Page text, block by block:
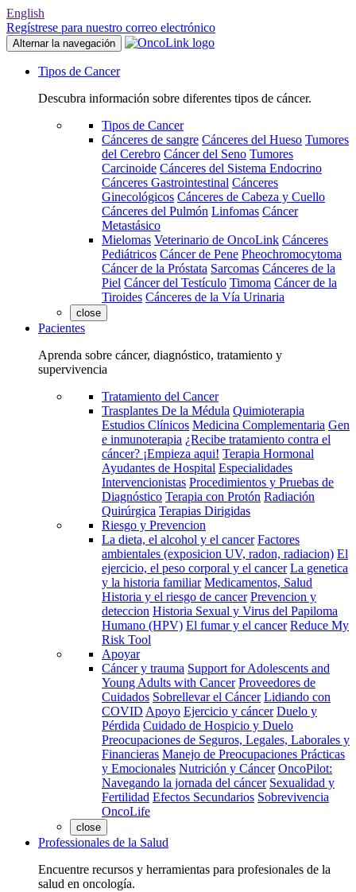
English
Regístrese para nuestro correo electrónico
Alternar la navegación
Tipos de Cancer
Descubra información sobre diferentes tipos de cáncer.
Tipos de Cancer
Cánceres de sangre Cánceres del Hueso Tumores
del Cerebro Cáncer del Seno Tumores
Carcinoide Cánceres del Sistema Endocrino
Cánceres Gastrointestinal Cánceres
Ginecológicos Cánceres de Cabeza y Cuello
Cánceres del Pulmón Linfomas Cáncer
Metastásico
Mielomas Veterinario de OncoLink Cánceres
Pediátricos Cáncer de Pene Pheochromocytoma
Cáncer de la Próstata Sarcomas Cánceres de la
Piel Cáncer del Testículo Timoma Cáncer de la
Tiroides Cánceres de la Vía Urinaria
close
Pacientes
Aprenda sobre cáncer, diagnóstico, tratamiento y
supervivencia
Tratamiento del Cancer
Trasplantes De la Médula Quimioterapia
Estudios Clínicos Medicina Complementaria Gen
e inmunoterapia ¿Recibe tratamiento contra el
cáncer? ¡Empieza aqui! Terapia Hormonal
Ayudantes de Hospital Especialidades
Intervencionistas Procedimientos y Pruebas de
Diagnóstico Terapia con Protón Radiación
Quirúrgica Terapias Dirigidas
Riesgo y Prevencion
La dieta, el alcohol y el cancer Factores
ambientales (exposicion UV, radon, radiacion) El
ejercicio, el peso corporal y el cancer La genetica
y la historia familiar Medicamentos, Salud
Historia y el riesgo de cancer Prevencion y
deteccion Historia Sexual y Virus del Papiloma
Humano (HPV) El fumar y el cancer Reduce My
Risk Tool
Apoyar
Cáncer y trauma Support for Adolescents and
Young Adults with Cancer Proveedores de
Cuidados Sobrellevar el Cáncer Lidiando con
COVID Apoyo Ejercicio y cáncer Duelo y
Pérdida Cuidado de Hospicio y Duelo
Preocupaciones de Seguros, Legales, Laborales y
Financieras Manejo de Preocupaciones Prácticas
y Emocionales Nutrición y Cáncer OncoPilot:
Navegando la jornada del cáncer Sexualidad y
Fertilidad Efectos Secundarios Sobrevivencia
OncoLife
close
Professionales de la Salud
Encuentre recursos y herramientas para profesionales de la
salud en oncología.